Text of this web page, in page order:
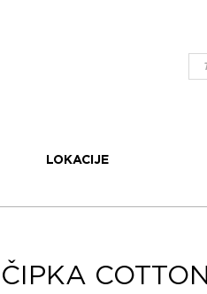
LOKACIJE
ČIPKA